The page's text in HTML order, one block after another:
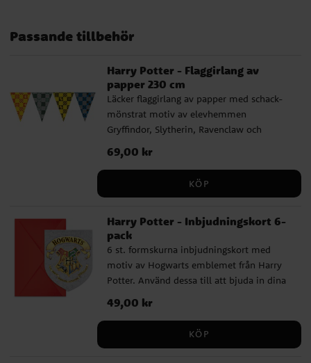
Passande tillbehör
Harry Potter - Flaggirlang av
papper 230 cm
Läcker flaggirlang av papper med schack-
mönstrat motiv av elevhemmen
Gryffindor, Slytherin, Ravenclaw och
Hufflepuff från Harry Potter universumet.
En underbar dekoration att pynta rummet
tema. Girlangen är ca 2,3 meter lång och
Pris :69,00 kr
69,00 kr
KÖP
Harry Potter - Inbjudningskort 6-
pack
6 st. formskurna inbjudningskort med
motiv av Hogwarts emblemet från Harry
Potter. Använd dessa till att bjuda in dina
kompisar till ett magiskt roligt Harry
Potter kalas. Inbjudningskorten är ca 9 x
11,5 cm stora och all text är på engelska.
Förpackningen inkluderar även 6 st. röda
Pris :49,00 kr
49,00 kr
KÖP